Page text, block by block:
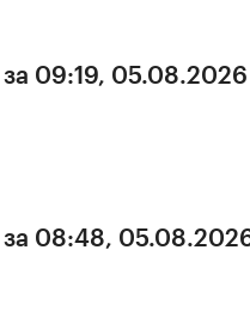
09:19, 05.08.2026
08:48,